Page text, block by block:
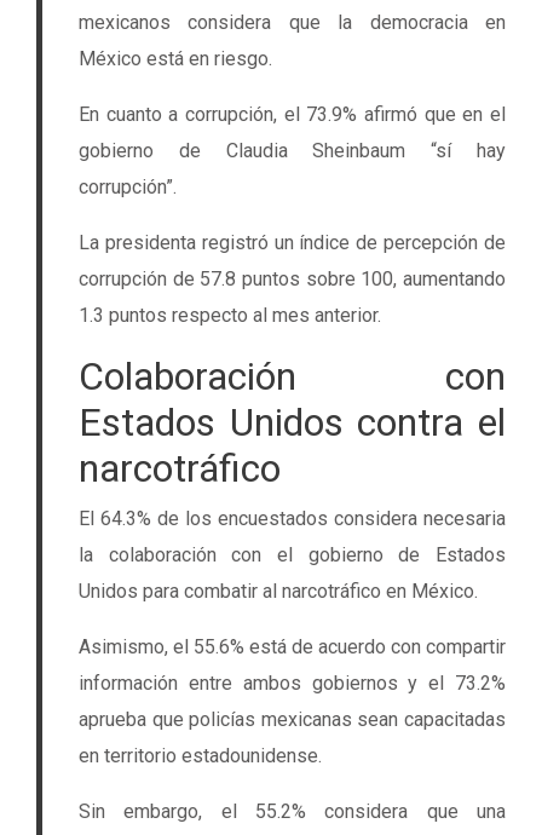
mexicanos considera que la democracia en
México está en riesgo.
En cuanto a corrupción, el 73.9% afirmó que en el
gobierno de Claudia Sheinbaum “sí hay
corrupción”.
La presidenta registró un índice de percepción de
corrupción de 57.8 puntos sobre 100, aumentando
1.3 puntos respecto al mes anterior.
Colaboración con
Estados Unidos contra el
narcotráfico
El 64.3% de los encuestados considera necesaria
la colaboración con el gobierno de Estados
Unidos para combatir al narcotráfico en México.
Asimismo, el 55.6% está de acuerdo con compartir
información entre ambos gobiernos y el 73.2%
aprueba que policías mexicanas sean capacitadas
en territorio estadounidense.
Sin embargo, el 55.2% considera que una